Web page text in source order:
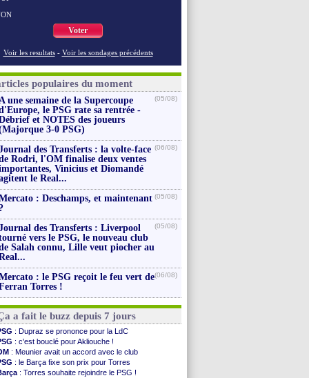
Voter
Voir les resultats - Voir les sondages précédents
populaires du moment
une semaine de la Supercoupe
le PSG rate sa rentrée -
et NOTES des joueurs
3-0 PSG)
(05/08)
des Transferts : la volte-face
Rodri, l'OM finalise deux ventes
Vinicius et Diomandé
le Real...
(06/08)
: Deschamps, et maintenant (05/08)
des Transferts : Liverpool
vers le PSG, le nouveau club
Salah connu, Lille veut piocher au
(05/08)
: le PSG reçoit le feu vert de
Torres !
(06/08)
a fait le buzz depuis 7 jours
: Dupraz se prononce pour la LdC
: c'est bouclé pour Akliouche !
: Meunier avait un accord avec le club
: le Barça fixe son prix pour Torres
: Torres souhaite rejoindre le PSG !